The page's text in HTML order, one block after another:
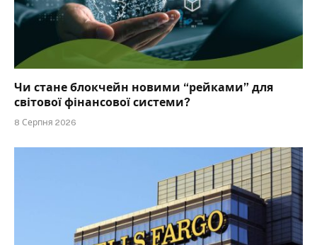
Чи стане блокчейн новими “рейками” для
світової фінансової системи?
8 Серпня 2026